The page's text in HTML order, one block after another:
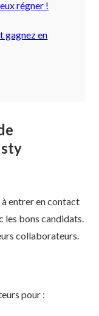
régner !
gagnez en
entrer en contact
bons candidats.
collaborateurs.
pour :